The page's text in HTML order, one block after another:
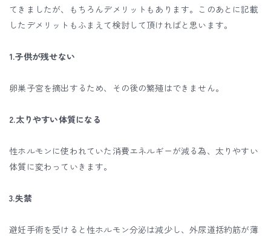
てきましたが、もちろんデメリットもあります。このあとに記載
したデメリットもふまえて検討して頂ければと思います。
1.子供が残せない
卵巣子宮を摘出するため、その後の繁殖はできません。
2.太りやすい体質になる
性ホルモンに使われていた消費エネルギーが減る為、太りやすい
体質に変わっていきます。
3.失禁
避妊手術を受けると性ホルモン分泌は減少し、外尿道括約筋が薄